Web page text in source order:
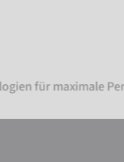
maximale